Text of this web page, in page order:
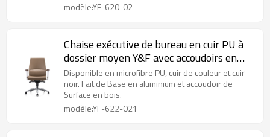
modèle:YF-620-02
Chaise exécutive de bureau en cuir PU à
dossier moyen Y&F avec accoudoirs en
bois (YF-622-021)
Disponible en microfibre PU, cuir de couleur et cuir
noir. Fait de Base en aluminium et accoudoir de
Surface en bois.
modèle:YF-622-021